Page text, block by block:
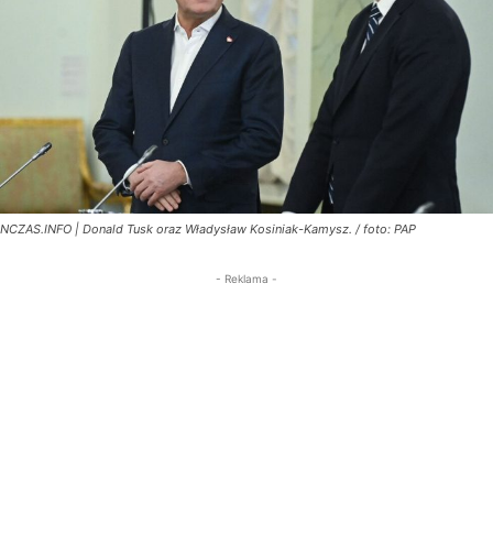
NCZAS.INFO | Donald Tusk oraz Władysław Kosiniak-Kamysz. / foto: PAP
- Reklama -